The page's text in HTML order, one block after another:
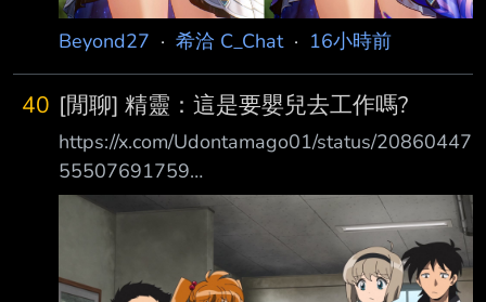
Beyond27 · 希洽 C_Chat· 16小時前
40 [閒聊] 精靈：這是要嬰兒去工作嗎?
https://x.com/Udontamago01/status/20860447
55507691759
https://pbs.twimg.com/media/HPLq_feaUAAv9
K5?format=jpg&name=medium 父親：「雖然
我們生下你、並在人類的世界把你養大……」 父
親：「但學校一畢業……就必須去工作才行……」